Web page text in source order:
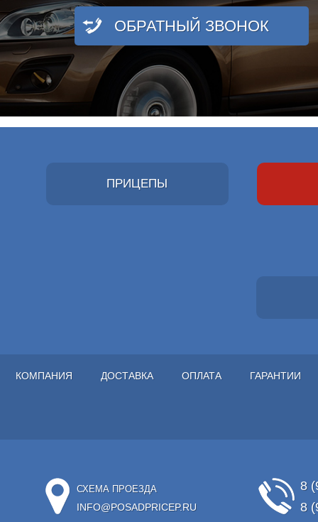
ОБРАТНЫЙ ЗВОНОК
ПРИЦЕПЫ
КОМПАНИЯ ДОСТАВКА ОПЛАТА ГАРАНТИИ
СХЕМА ПРОЕЗДА
INFO@POSADPRICEP.RU
8
8